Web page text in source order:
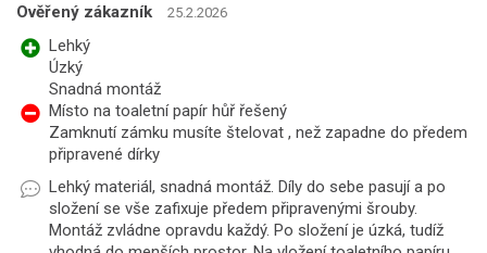
Ověřený zákazník 25.2.2026
Lehký
Úzký
Snadná montáž
Místo na toaletní papír hůř řešený
Zamknutí zámku musíte štelovat , než zapadne do předem
připravené dírky
Lehký materiál, snadná montáž. Díly do sebe pasují a po
složení se vše zafixuje předem připravenými šrouby.
Montáž zvládne opravdu každý. Po složení je úzká, tudíž